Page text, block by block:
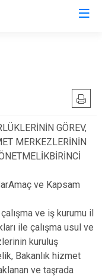
GÖREV,
MERKEZLERİNİN
ve Kapsam
ve iş kurumu il
ile çalışma usul ve
kuruluş
Bakanlık hizmet
ve taşrada